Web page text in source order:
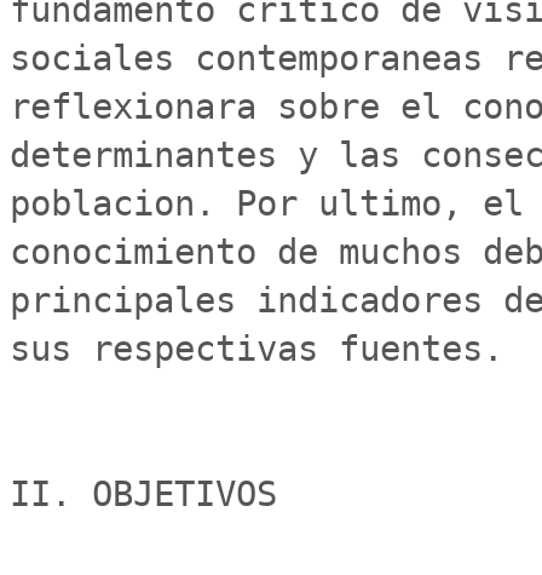
fundamento critico de
sociales contemporaneas
reflexionara sobre el
determinantes y las
poblacion. Por ultimo, el
conocimiento de muchos
principales indicadores
sus respectivas fuentes.
II. OBJETIVOS